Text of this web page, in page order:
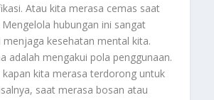
Atau kita merasa cemas saat
hubungan ini sangat
menjaga kesehatan mental kita.
adalah mengakui pola penggunaan.
kapan kita merasa terdorong untuk
saat merasa bosan atau